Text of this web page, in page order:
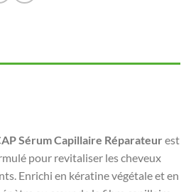
Sérum Capillaire Réparateur est
pour revitaliser les cheveux
Enrichi en kératine végétale et en